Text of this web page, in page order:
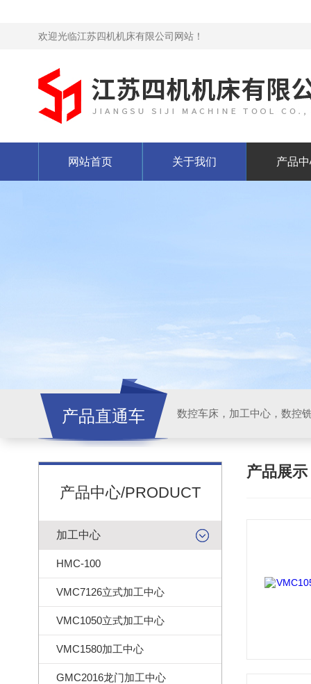
欢迎光临江苏四机机床有限公司网站！
网站首页 关于我们 产品
产品直通车
产品中心/PRODUCT
加工中心
HMC-100
VMC7126立式加工中心
VMC1050立式加工中心
VMC1580加工中心
GMC2016龙门加工中心
产品展示